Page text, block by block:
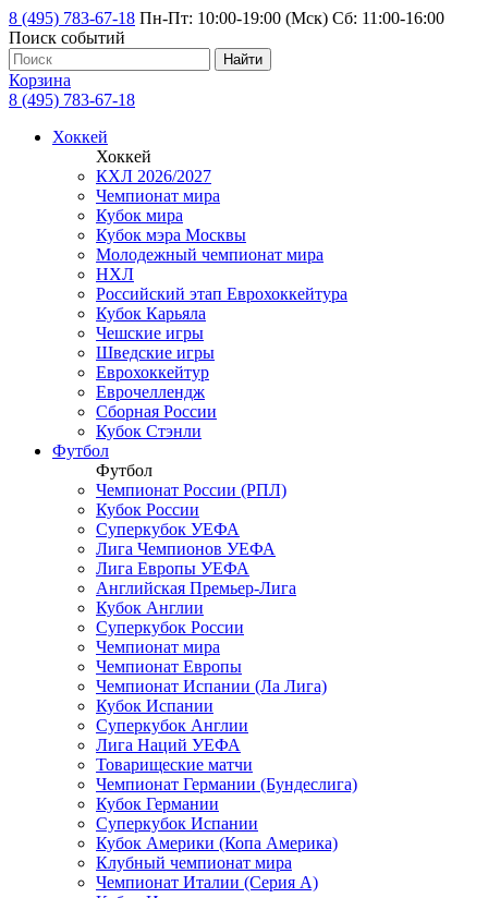
8 (495) 783-67-18 Пн-Пт: 10:00-19:00 (Мск) Сб: 11:00-16:00
Поиск событий
Найти
Корзина
8 (495) 783-67-18
Хоккей
Хоккей
КХЛ 2026/2027
Чемпионат мира
Кубок мира
Кубок мэра Москвы
Молодежный чемпионат мира
НХЛ
Российский этап Еврохоккейтура
Кубок Карьяла
Чешские игры
Шведские игры
Еврохоккейтур
Еврочеллендж
Сборная России
Кубок Стэнли
Футбол
Футбол
Чемпионат России (РПЛ)
Кубок России
Суперкубок УЕФА
Лига Чемпионов УЕФА
Лига Европы УЕФА
Английская Премьер-Лига
Кубок Англии
Суперкубок России
Чемпионат мира
Чемпионат Европы
Чемпионат Испании (Ла Лига)
Кубок Испании
Суперкубок Англии
Лига Наций УЕФА
Товарищеские матчи
Чемпионат Германии (Бундеслига)
Кубок Германии
Суперкубок Испании
Кубок Америки (Копа Америка)
Клубный чемпионат мира
Чемпионат Италии (Серия А)